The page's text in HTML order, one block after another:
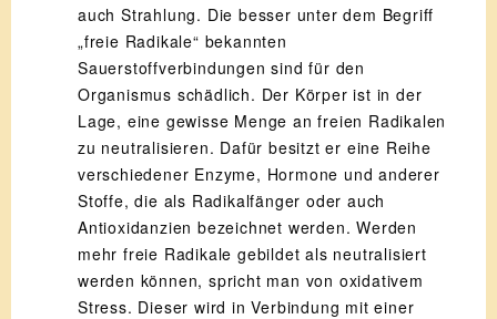
auch Strahlung. Die besser unter dem Begriff
„freie Radikale“ bekannten
Sauerstoffverbindungen sind für den
Organismus schädlich. Der Körper ist in der
Lage, eine gewisse Menge an freien Radikalen
zu neutralisieren. Dafür besitzt er eine Reihe
verschiedener Enzyme, Hormone und anderer
Stoffe, die als Radikalfänger oder auch
Antioxidanzien bezeichnet werden. Werden
mehr freie Radikale gebildet als neutralisiert
werden können, spricht man von oxidativem
Stress. Dieser wird in Verbindung mit einer